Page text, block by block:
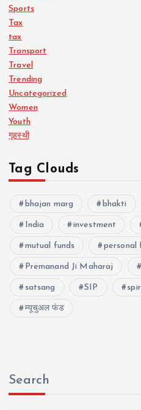
Sports
Tax
tax
Transport
Travel
Trending
Uncategorized
Women
Youth
गृहस्थी
Tag Clouds
bhajan marg bhakti
India investment
mutual funds personal
Premanand Ji Maharaj
satsang SIP
म्यूचुअल फंड
Search